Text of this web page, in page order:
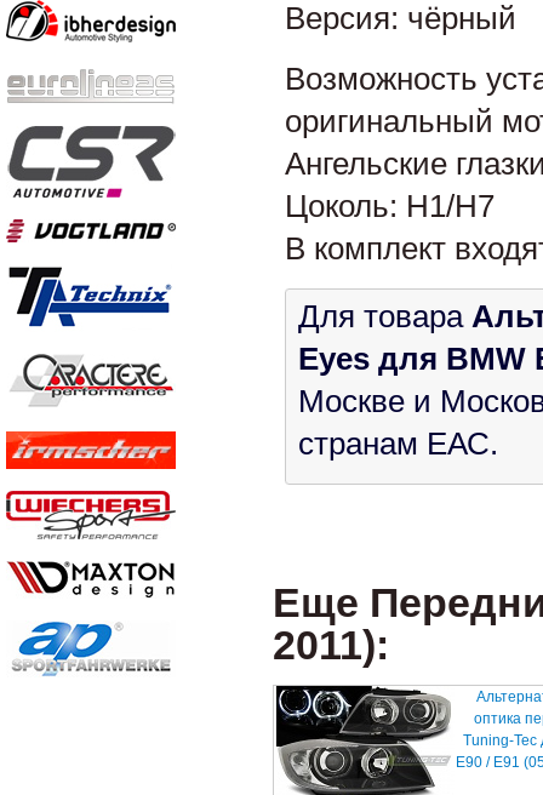
Версия: чёрный
Возможность
оригинальный
Ангельские
Цоколь: H1/H7
В комплект
Для товара
Eyes для BMW
Москве и
странам ЕАС.
Еще
2011):
оптика
Tuning-Tec
E90 / E91